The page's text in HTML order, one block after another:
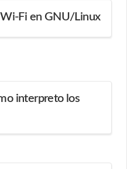
Fi en GNU/Linux
interpreto los